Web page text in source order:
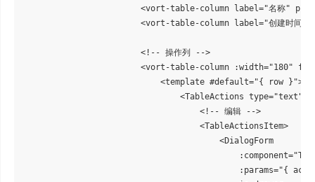
<vort-table-column label="名称"
<vort-table-column label="创建时间"
                        <!-- 操作列 -->
<vort-table-column :width="180"
                            <template #default="{ row }">
<TableActions type="text"
                                    <!-- 编辑 -->
                                    <TableActionsItem>
                                        <DialogForm
:params="{